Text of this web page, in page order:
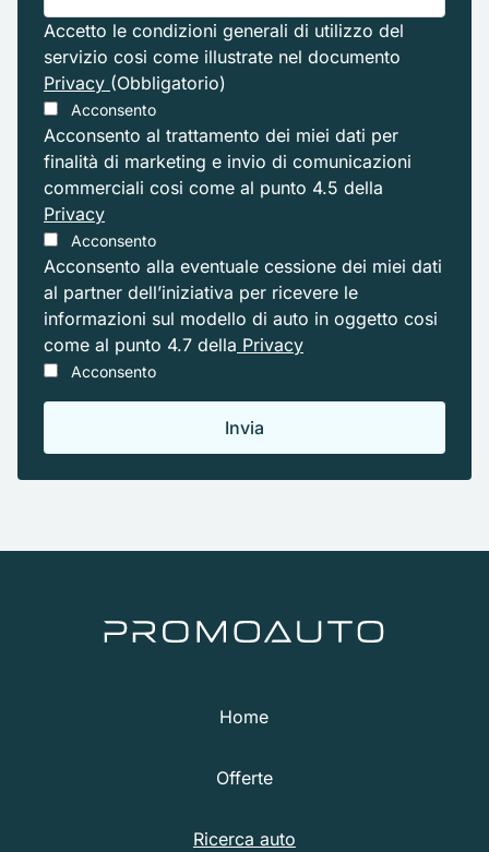
Accetto le condizioni generali di utilizzo del
servizio cosi come illustrate nel documento
Privacy (Obbligatorio)
Acconsento
Acconsento al trattamento dei miei dati per
finalità di marketing e invio di comunicazioni
commerciali cosi come al punto 4.5 della
Privacy
Acconsento
Acconsento alla eventuale cessione dei miei dati
al partner dell’iniziativa per ricevere le
informazioni sul modello di auto in oggetto cosi
come al punto 4.7 della Privacy
Acconsento
Home
Offerte
Ricerca auto